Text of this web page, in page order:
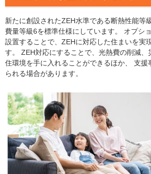
新たに創設されたZEH水準である断熱性能等
費量等級6を標準仕様にしています。 オプシ
設置することで、ZEHに対応した住まいを実
す。 ZEH対応にすることで、光熱費の削減、
住環境を手に入れることができるほか、 支援
られる場合があります。